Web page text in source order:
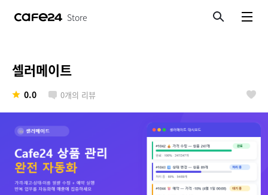
Store
셀러메이트
0.0 0개의 리뷰